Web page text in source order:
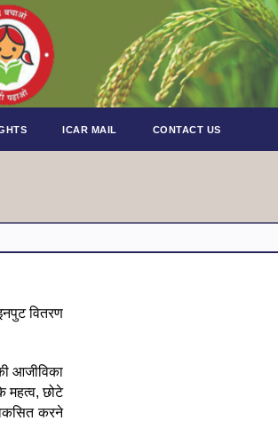
ICAR MAIL CONTACT US
वितरण
आजीविका
महत्व, छोटे
करने